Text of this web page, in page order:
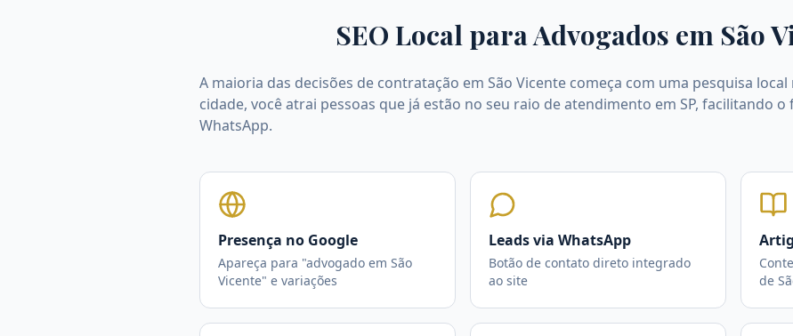
SEO Local para Advogados em São
A maioria das decisões de contratação em São Vicente começa com uma pesquisa
cidade, você atrai pessoas que já estão no seu raio de atendimento em SP, facilitando
WhatsApp.
Presença no Google
Apareça para "advogado em São
Vicente" e variações
Leads via WhatsApp
Botão de contato direto integrado
ao site
de